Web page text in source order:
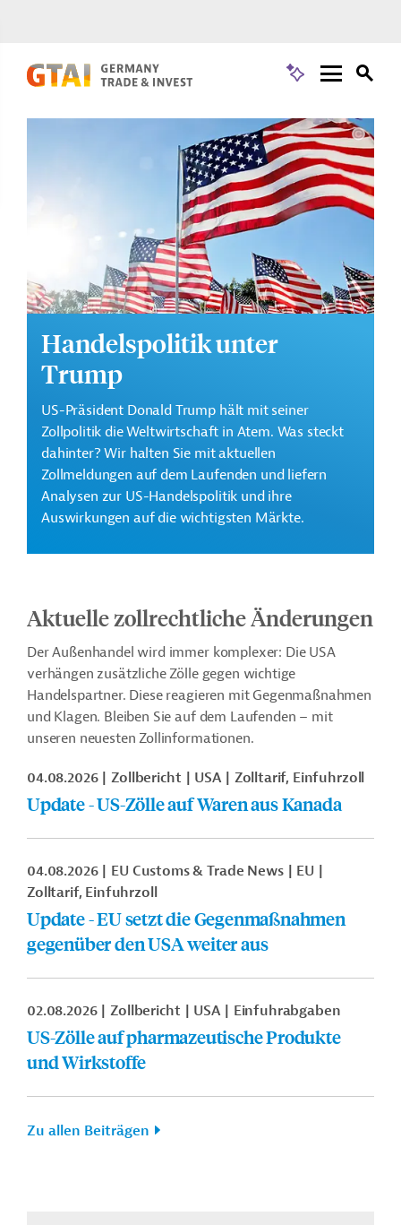
Handelspolitik unter
Trump
US-Präsident Donald Trump hält mit seiner
Zollpolitik die Weltwirtschaft in Atem. Was steckt
dahinter? Wir halten Sie mit aktuellen
Zollmeldungen auf dem Laufenden und liefern
Analysen zur US-Handelspolitik und ihre
Auswirkungen auf die wichtigsten Märkte.
Aktuelle zollrechtliche Änderungen
Der Außenhandel wird immer komplexer: Die USA
verhängen zusätzliche Zölle gegen wichtige
Handelspartner. Diese reagieren mit Gegenmaßnahmen
und Klagen. Bleiben Sie auf dem Laufenden – mit
unseren neuesten Zollinformationen.
04.08.2026 Zollbericht USA Zolltarif, Einfuhrzoll
Update - US-Zölle auf Waren aus Kanada
04.08.2026 EU Customs & Trade News
EU
Zolltarif, Einfuhrzoll
Update - EU setzt die Gegenmaßnahmen
gegenüber den USA weiter aus
02.08.2026 Zollbericht USA Einfuhrabgaben
US-Zölle auf pharmazeutische Produkte
und Wirkstoffe
Zu allen Beiträgen